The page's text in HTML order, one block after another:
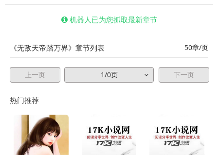
机器人已为您抓取最新章节
《无敌天帝踏万界》章节列表 50章/页
上一页 1/0页 下一页
热门推荐